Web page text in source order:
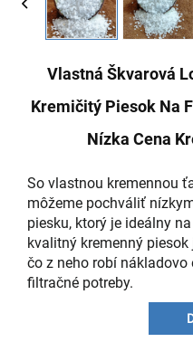
Vlastná Škvarová
Kremičitý Piesok Na
Nízka Cena
So vlastnou kremennou
môžeme pochváliť
piesku, ktorý je ideálny
kvalitný kremenný
čo z neho robí
filtračné potreby.